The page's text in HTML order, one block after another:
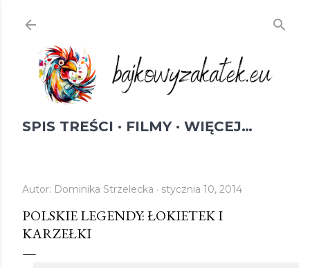
SPIS TREŚCI FILMY WIĘCEJ…
Autor: Dominika Strzelecka stycznia 10, 2014
POLSKIE LEGENDY: ŁOKIETEK I
KARZEŁKI